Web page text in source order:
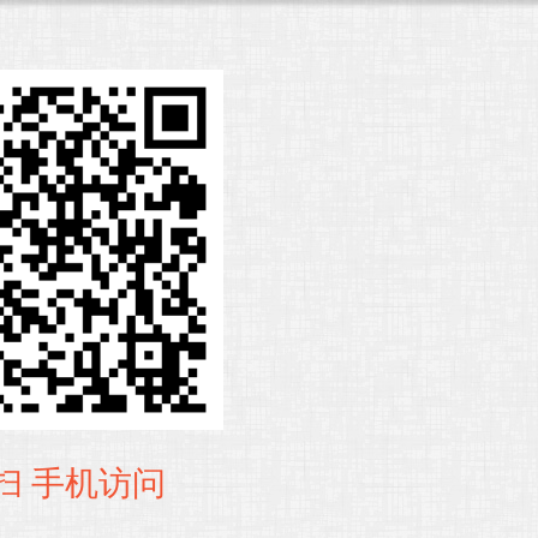
手机访问